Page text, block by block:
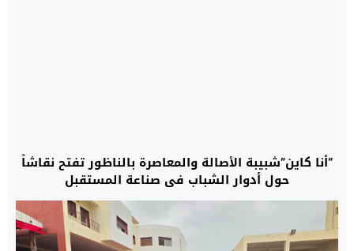
“أنا كاين”شبيبة الأصالة والمعاصرة بالناظور تفتح نقاشاً
حول أدوار الشباب في صناعة المستقبل